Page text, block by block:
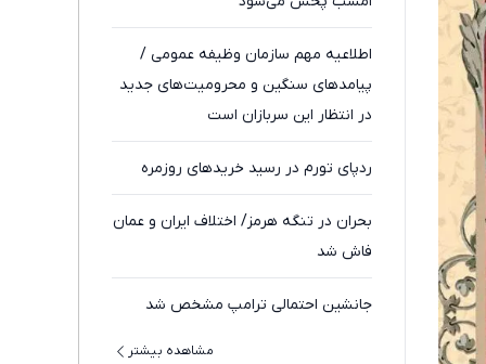
اطلاعیه مهم سازمان وظیفه عمومی /
پیامدهای سنگین و محرومیت‌های جدید
در انتظار این سربازان است
ردپای تورم در رسید خریدهای روزمره
بحران در تنگه هرمز/ اختلاف ایران و عمان
فاش شد
جانشین احتمالی ترامپ مشخص شد
مشاهده بیشتر